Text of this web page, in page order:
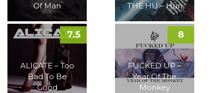
Of Man
THE HU – Hun
ALICATE – Too
Bad To Be
Good
7.5
FUCKED UP –
Year Of The
Monkey
8